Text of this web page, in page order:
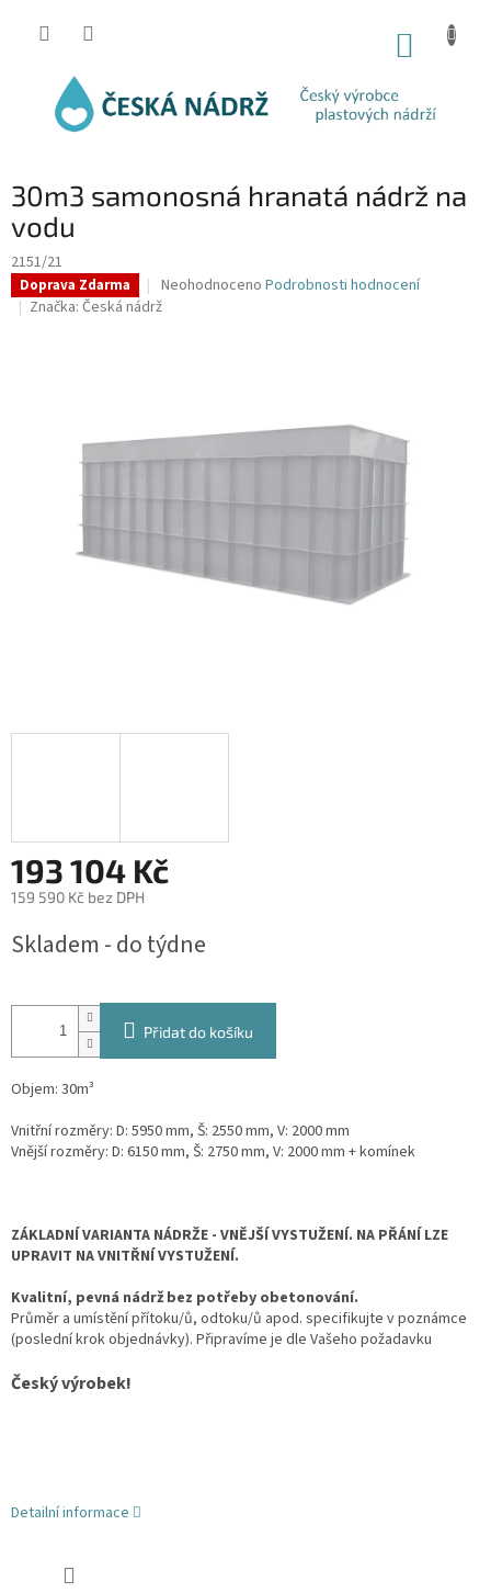
30m3 samonosná hranatá nádrž na
vodu
2151/21
Doprava Zdarma
Průměrné
hodnocení
hvězdiček.
Neohodnoceno Podrobnosti hodnocení
Značka: Česká nádrž
193 104 Kč
159 590 Kč bez DPH
cena:
Skladem - do týdne
Přidat do košíku
Objem: 30m³
Vnitřní rozměry: D: 5950 mm, Š: 2550 mm, V: 2000 mm
Vnější rozměry: D: 6150 mm, Š: 2750 mm, V: 2000 mm + komínek
ZÁKLADNÍ VARIANTA NÁDRŽE - VNĚJŠÍ VYSTUŽENÍ. NA PŘÁNÍ LZE
UPRAVIT NA VNITŘNÍ VYSTUŽENÍ.
Kvalitní, pevná nádrž bez potřeby obetonování.
Průměr a umístění přítoku/ů, odtoku/ů apod. specifikujte v poznámce
(poslední krok objednávky). Připravíme je dle Vašeho požadavku
Český výrobek!
Detailní informace